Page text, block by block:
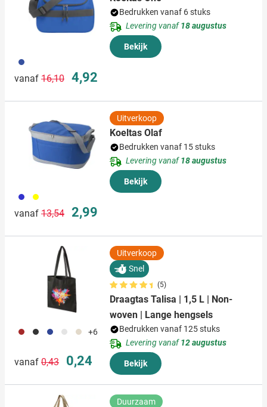
023
vanaf Normale prijs
16,10 Speciale prijs
4,92
Bedrukken vanaf 6 stuks
Levering vanaf18 augustus
Bekijk
023 006
vanaf Normale prijs
13,54 Speciale prijs
2,99
Uitverkoop
Koeltas Olaf
Bedrukken vanaf 15 stuks
Levering vanaf18 augustus
Bekijk
011 001 023 002 013 +6
vanaf Normale prijs
0,43 Speciale prijs
0,24
Uitverkoop
Snel
(5)
Draagtas Talisa | 1,5 L | Non-
woven | Lange hengsels
Bedrukken vanaf 125 stuks
Levering vanaf12 augustus
Bekijk
Duurzaam